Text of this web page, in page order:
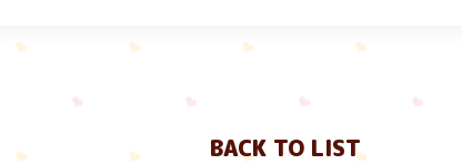
BACK TO LIST